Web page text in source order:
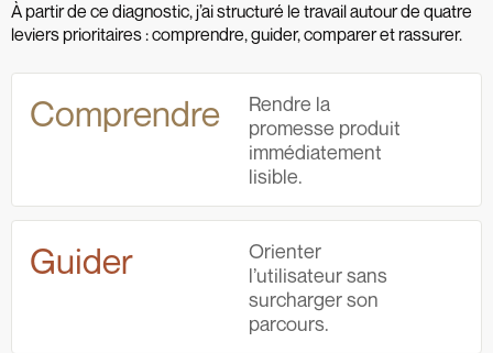
À partir de ce diagnostic, j’ai structuré le travail autour de quatre
leviers prioritaires : comprendre, guider, comparer et rassurer.
Comprendre
Rendre la
promesse produit
immédiatement
lisible.
Guider
Orienter
l’utilisateur sans
surcharger son
parcours.